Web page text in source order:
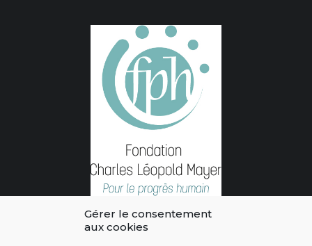
Gérer le consentement
aux cookies